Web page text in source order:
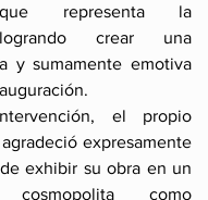
representa la
crear una
y sumamente emotiva
el propio
expresamente
exhibir su obra en un
como